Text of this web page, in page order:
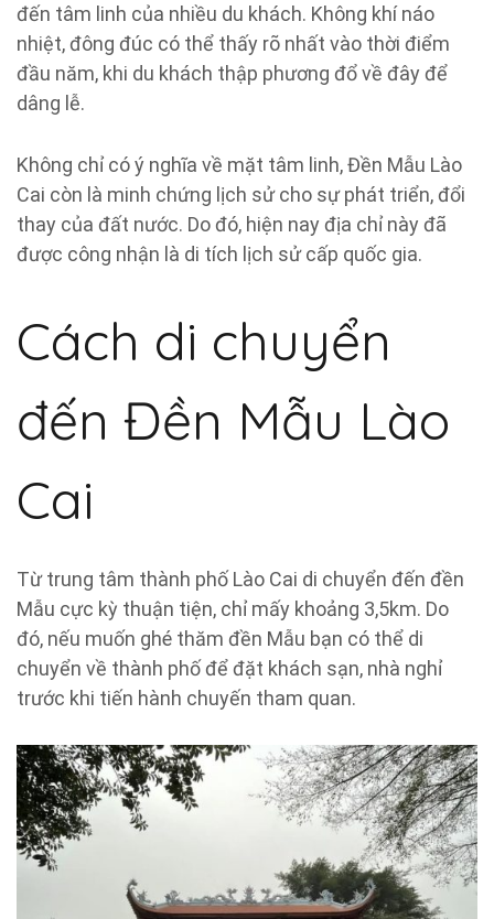
đến tâm linh của nhiều du khách. Không khí náo
nhiệt, đông đúc có thể thấy rõ nhất vào thời điểm
đầu năm, khi du khách thập phương đổ về đây để
dâng lễ.
Không chỉ có ý nghĩa về mặt tâm linh, Đền Mẫu Lào
Cai còn là minh chứng lịch sử cho sự phát triển, đổi
thay của đất nước. Do đó, hiện nay địa chỉ này đã
được công nhận là di tích lịch sử cấp quốc gia.
Cách di chuyển
đến Đền Mẫu Lào
Cai
Từ trung tâm thành phố Lào Cai di chuyển đến đền
Mẫu cực kỳ thuận tiện, chỉ mấy khoảng 3,5km. Do
đó, nếu muốn ghé thăm đền Mẫu bạn có thể di
chuyển về thành phố để đặt khách sạn, nhà nghỉ
trước khi tiến hành chuyến tham quan.